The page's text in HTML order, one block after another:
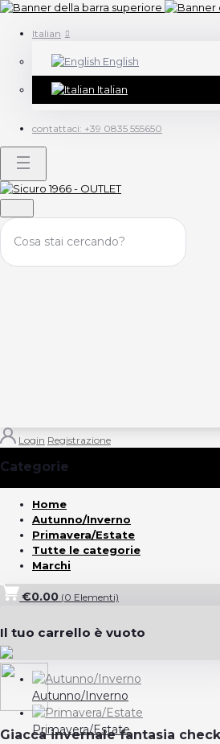
Italian
English
Italian
contattaci: +39 0835 555650
Login Registrazione
Categorie
Home
Autunno/Inverno
Primavera/Estate
Tutte le categorie
Marchi
€0.00 (0 Elementi)
Il tuo carrello è vuoto
Autunno/Inverno
Primavera/Estate
Giacca invernale fantasia